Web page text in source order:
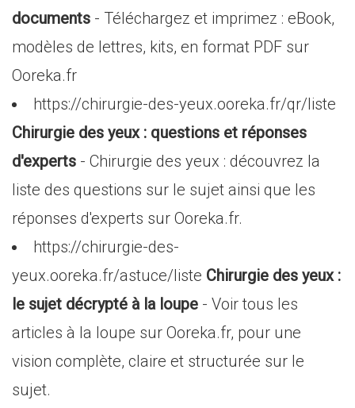
documents - Téléchargez et imprimez : eBook,
modèles de lettres, kits, en format PDF sur
Ooreka.fr
https://chirurgie-des-yeux.ooreka.fr/qr/liste
Chirurgie des yeux : questions et réponses
d'experts - Chirurgie des yeux : découvrez la
liste des questions sur le sujet ainsi que les
réponses d'experts sur Ooreka.fr.
https://chirurgie-des-
yeux.ooreka.fr/astuce/liste Chirurgie des yeux :
le sujet décrypté à la loupe - Voir tous les
articles à la loupe sur Ooreka.fr, pour une
vision complète, claire et structurée sur le
sujet.